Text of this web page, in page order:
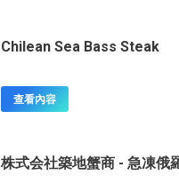
Chilean Sea Bass Steak
查看內容
株式会社築地蟹商 - 急凍俄